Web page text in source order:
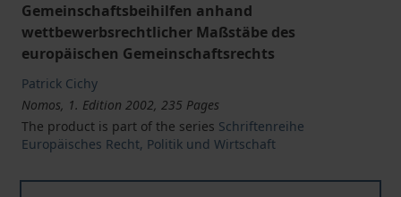
Gemeinschaftsbeihilfen anhand
wettbewerbsrechtlicher Maßstäbe des
europäischen Gemeinschaftsrechts
Patrick Cichy
Nomos, 1. Edition 2002, 235 Pages
The product is part of the series Schriftenreihe
Europäisches Recht, Politik und Wirtschaft